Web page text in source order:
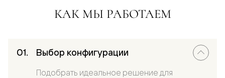
КАК МЫ РАБОТАЕМ
Выбор конфигурации
Подобрать идеальное решение для